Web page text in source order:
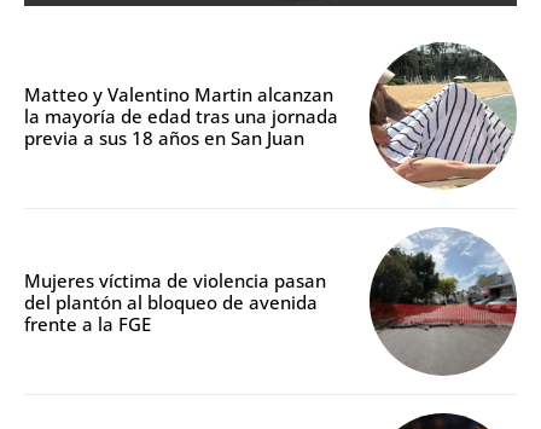
Matteo y Valentino Martin alcanzan
la mayoría de edad tras una jornada
previa a sus 18 años en San Juan
Mujeres víctima de violencia pasan
del plantón al bloqueo de avenida
frente a la FGE